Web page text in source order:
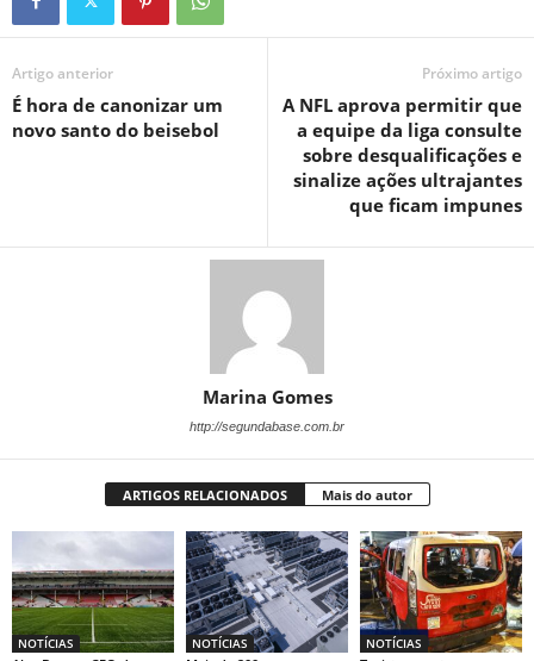
Artigo anterior
É hora de canonizar um
novo santo do beisebol
Próximo artigo
A NFL aprova permitir que
a equipe da liga consulte
sobre desqualificações e
sinalize ações ultrajantes
que ficam impunes
Marina Gomes
http://segundabase.com.br
ARTIGOS RELACIONADOS Mais do autor
NOTÍCIAS NOTÍCIAS NOTÍCIAS